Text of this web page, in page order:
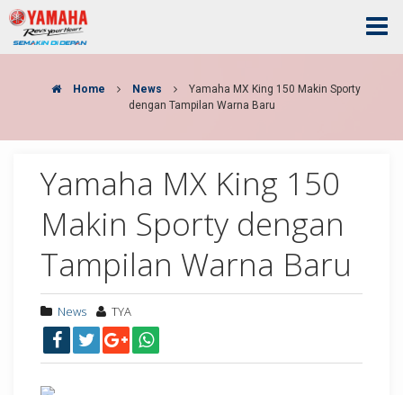
Home News
Yamaha MX King 150 Makin Sporty
dengan Tampilan Warna Baru
Yamaha MX King 150
Makin Sporty dengan
Tampilan Warna Baru
News TYA